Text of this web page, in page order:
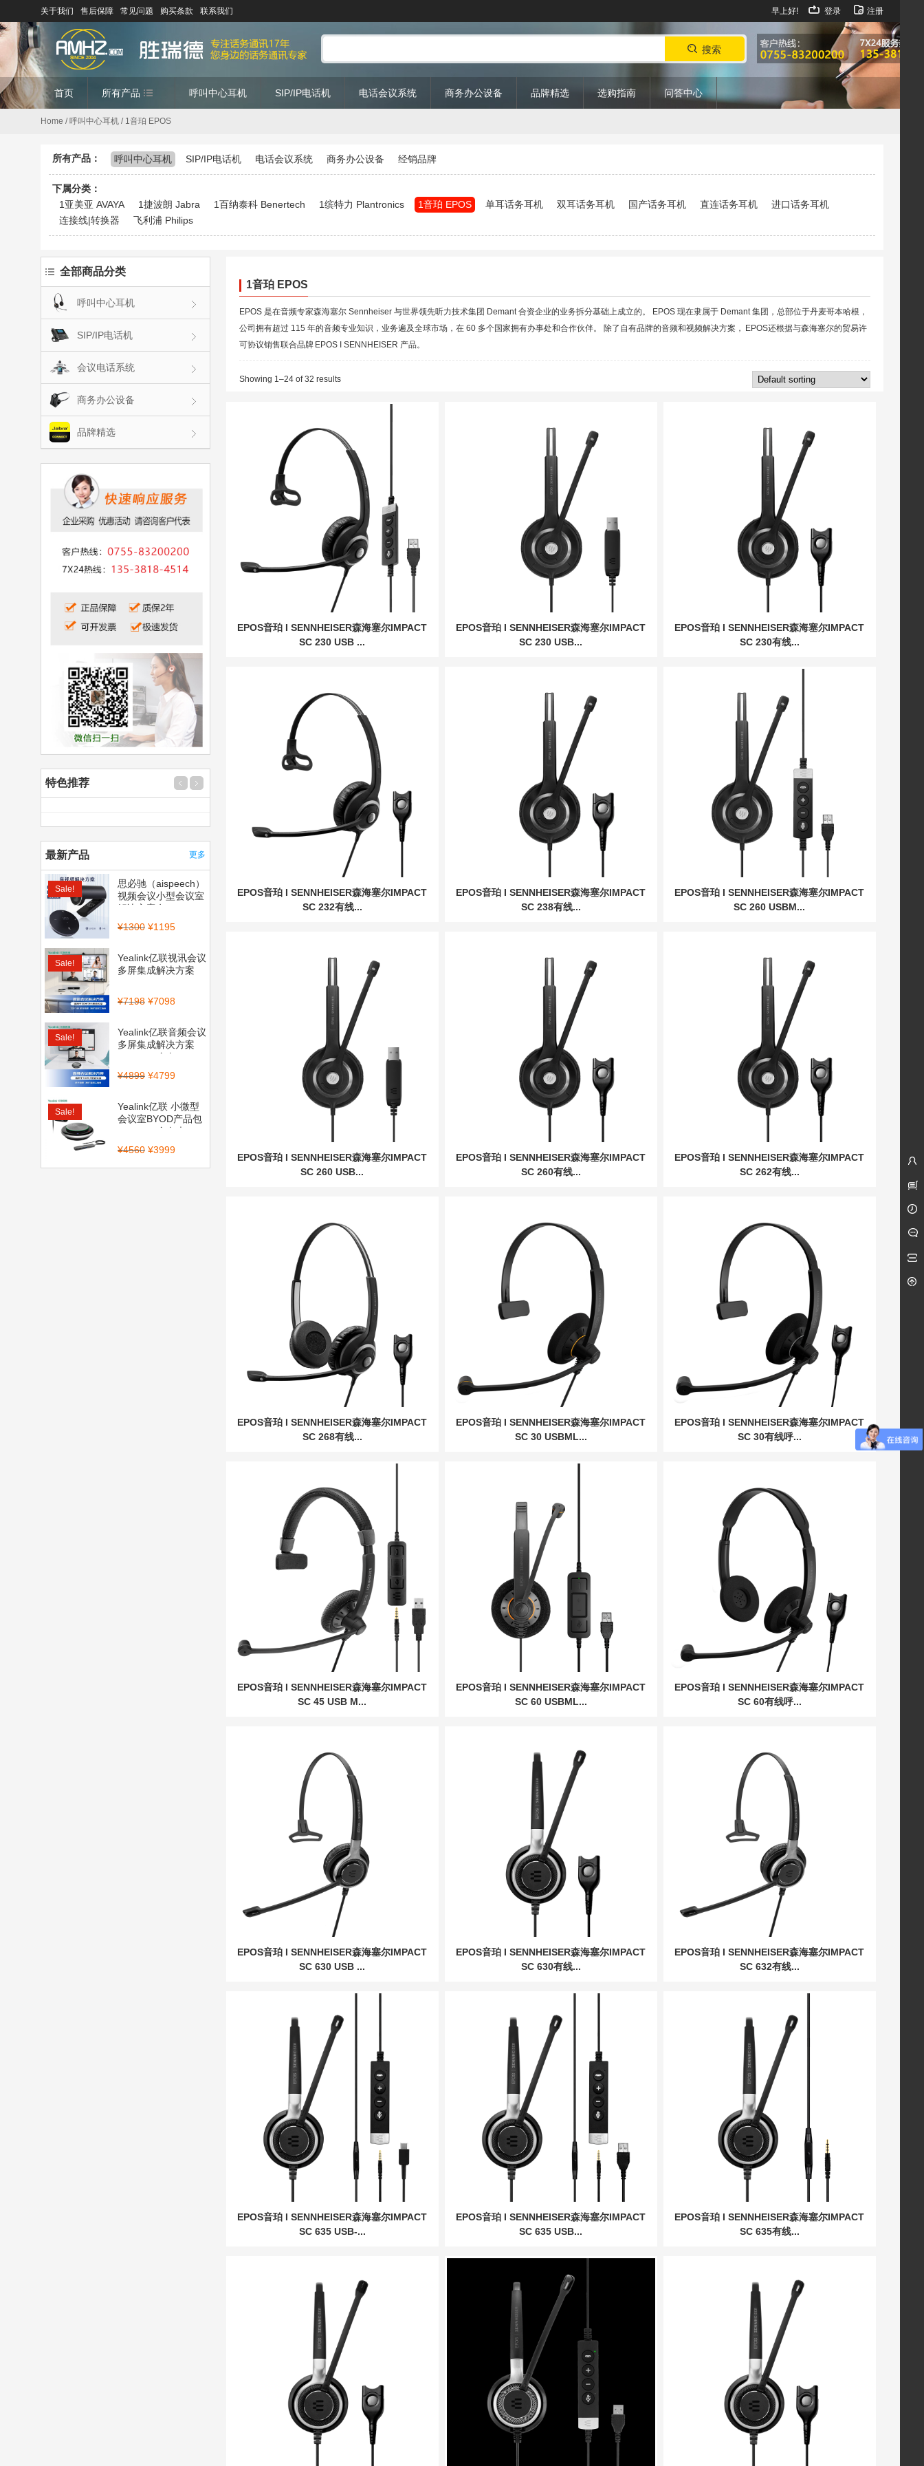
关于我们 售后保障 常见问题 购买条款 联系我们 早上好! 登录 注册
搜索
首页 所有产品 呼叫中心耳机 SIP/IP电话机 电话会议系统 商务办公设备 品牌精选 选购指南 问答中心
Home /呼叫中心耳机 / 1音珀 EPOS
所有产品： 呼叫中心耳机 SIP/IP电话机 电话会议系统 商务办公设备 经销品牌
下属分类：
1亚美亚 AVAYA
1捷波朗 Jabra 1百纳泰科 Benertech 1缤特力 Plantronics 1音珀 EPOS 单耳话务耳机 双耳话务耳机 国产话务耳机 直连话务耳机
进口话务耳机
连接线|转换器
飞利浦 Philips
全部商品分类
呼叫中心耳机
SIP/IP电话机
会议电话系统
商务办公设备
品牌精选
特色推荐
最新产品 更多
Sale!
思必驰（aispeech）
视频会议小型会议室
解决方案套...
¥1300 ¥1195
Sale!
Yealink亿联视讯会议
多屏集成解决方案
¥7198 ¥7098
Sale!
Yealink亿联音频会议
多屏集成解决方案
（CP700全向...
¥4899 ¥4799
Sale!
Yealink亿联 小微型
会议室BYOD产品包
（CP900全向麦...
¥4560 ¥3999
1音珀 EPOS
EPOS 是在音频专家森海塞尔 Sennheiser 与世界领先听力技术集团 Demant 合资企业的业务拆分基础上成立的。 EPOS 现在隶属于 Demant 集团，总部位于丹麦哥本哈根，
公司拥有超过 115 年的音频专业知识，业务遍及全球市场，在 60 多个国家拥有办事处和合作伙伴。 除了自有品牌的音频和视频解决方案， EPOS还根据与森海塞尔的贸易许
可协议销售联合品牌 EPOS I SENNHEISER 产品。
Showing 1–24 of 32 results
EPOS音珀 I SENNHEISER森海塞尔IMPACT
SC 230 USB ...
EPOS音珀 I SENNHEISER森海塞尔IMPACT
SC 230 USB...
EPOS音珀 I SENNHEISER森海塞尔IMPACT
SC 230有线...
EPOS音珀 I SENNHEISER森海塞尔IMPACT
SC 232有线...
EPOS音珀 I SENNHEISER森海塞尔IMPACT
SC 238有线...
EPOS音珀 I SENNHEISER森海塞尔IMPACT
SC 260 USBM...
EPOS音珀 I SENNHEISER森海塞尔IMPACT
SC 260 USB...
EPOS音珀 I SENNHEISER森海塞尔IMPACT
SC 260有线...
EPOS音珀 I SENNHEISER森海塞尔IMPACT
SC 262有线...
EPOS音珀 I SENNHEISER森海塞尔IMPACT
SC 268有线...
EPOS音珀 I SENNHEISER森海塞尔IMPACT
SC 30 USBML...
EPOS音珀 I SENNHEISER森海塞尔IMPACT
SC 30有线呼...
EPOS音珀 I SENNHEISER森海塞尔IMPACT
SC 45 USB M...
EPOS音珀 I SENNHEISER森海塞尔IMPACT
SC 60 USBML...
EPOS音珀 I SENNHEISER森海塞尔IMPACT
SC 60有线呼...
EPOS音珀 I SENNHEISER森海塞尔IMPACT
SC 630 USB ...
EPOS音珀 I SENNHEISER森海塞尔IMPACT
SC 630有线...
EPOS音珀 I SENNHEISER森海塞尔IMPACT
SC 632有线...
EPOS音珀 I SENNHEISER森海塞尔IMPACT
SC 635 USB-...
EPOS音珀 I SENNHEISER森海塞尔IMPACT
SC 635 USB...
EPOS音珀 I SENNHEISER森海塞尔IMPACT
SC 635有线...